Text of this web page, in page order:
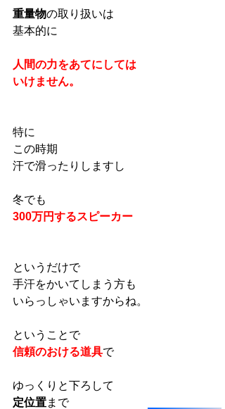
重量物の取り扱いは
基本的に
人間の力をあてにしては
いけません。
特に
この時期
汗で滑ったりしますし
冬でも
300万円するスピーカー
というだけで
手汗をかいてしまう方も
いらっしゃいますからね。
ということで
信頼のおける道具で
ゆっくりと下ろして
定位置まで